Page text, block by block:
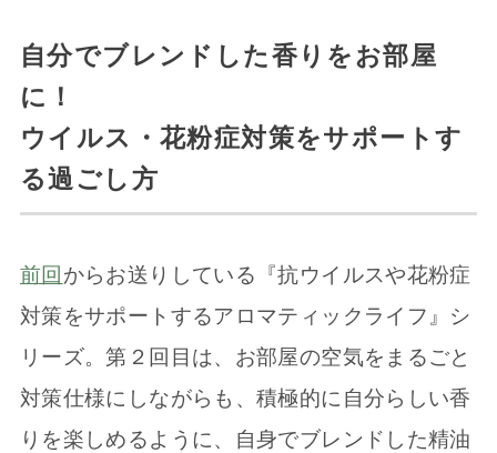
自分でブレンドした香りをお部屋
に！
ウイルス・花粉症対策をサポートす
る過ごし方
前回 からお送りしている『抗ウイルスや花粉症
対策をサポートするアロマティックライフ』シ
リーズ。第２回目は、お部屋の空気をまるごと
対策仕様にしながらも、積極的に自分らしい香
りを楽しめるように、自身でブレンドした精油